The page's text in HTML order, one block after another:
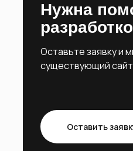
Нужна
Оставьте заявку и
существующий
Оставить